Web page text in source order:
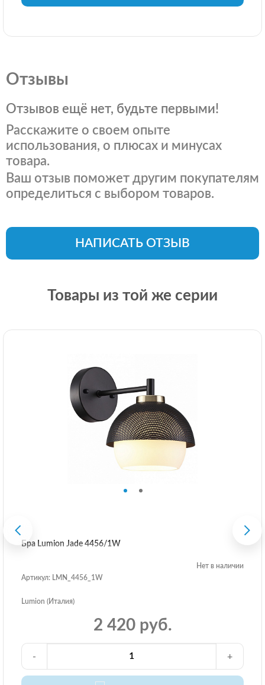
Отзывы
Отзывов ещё нет, будьте первыми!
Расскажите о своем опыте
использования, о плюсах и минусах
товара.
Ваш отзыв поможет другим покупателям
определиться с выбором товаров.
НАПИСАТЬ ОТЗЫВ
Товары из той же серии
Бра Lumion Jade 4456/1W
Нет в наличии
Артикул: LMN_4456_1W
Lumion (Италия)
2 420 руб.
- +